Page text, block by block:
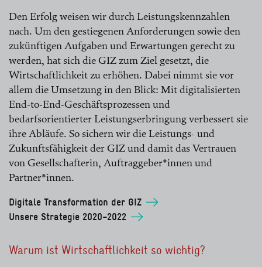
Den Erfolg weisen wir durch Leistungskennzahlen
nach. Um den gestiegenen Anforderungen sowie den
zukünftigen Aufgaben und Erwartungen gerecht zu
werden, hat sich die GIZ zum Ziel gesetzt, die
Wirtschaftlichkeit zu erhöhen. Dabei nimmt sie vor
allem die Umsetzung in den Blick: Mit digitalisierten
End-to-End-Geschäftsprozessen und
bedarfsorientierter Leistungserbringung verbessert sie
ihre Abläufe. So sichern wir die Leistungs- und
Zukunftsfähigkeit der GIZ und damit das Vertrauen
von Gesellschafterin, Auftraggeber*innen und
Partner*innen.
Digitale Transformation der GIZ
Unsere Strategie 2020–2022
Warum ist Wirtschaftlichkeit so wichtig?